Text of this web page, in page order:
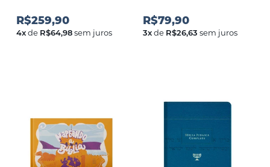
R$259,90
4xde R$64,98sem juros
R$79,90
3xde R$26,63 sem juros